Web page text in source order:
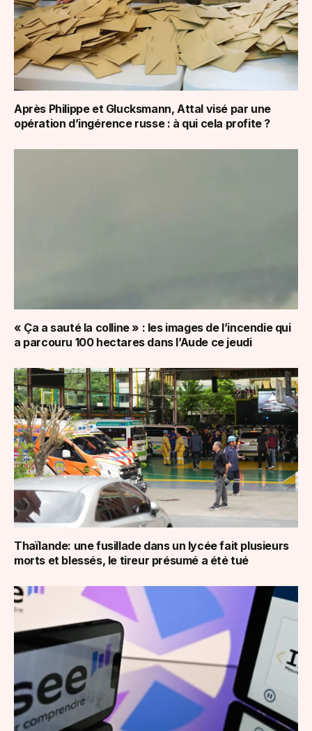
Après Philippe et Glucksmann, Attal visé par une
opération d’ingérence russe : à qui cela profite ?
« Ça a sauté la colline » : les images de l’incendie qui
a parcouru 100 hectares dans l’Aude ce jeudi
Thaïlande: une fusillade dans un lycée fait plusieurs
morts et blessés, le tireur présumé a été tué